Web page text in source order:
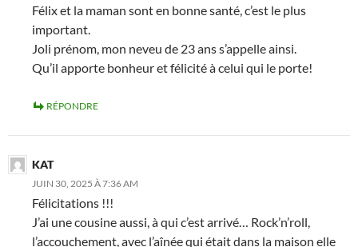
Félix et la maman sont en bonne santé, c’est le plus
important.
Joli prénom, mon neveu de 23 ans s’appelle ainsi.
Qu’il apporte bonheur et félicité à celui qui le porte!
RÉPONDRE
KAT
JUIN 30, 2025 À 7:36 AM
Félicitations !!!
J’ai une cousine aussi, à qui c’est arrivé… Rock’n’roll,
l’accouchement, avec l’aînée qui était dans la maison elle